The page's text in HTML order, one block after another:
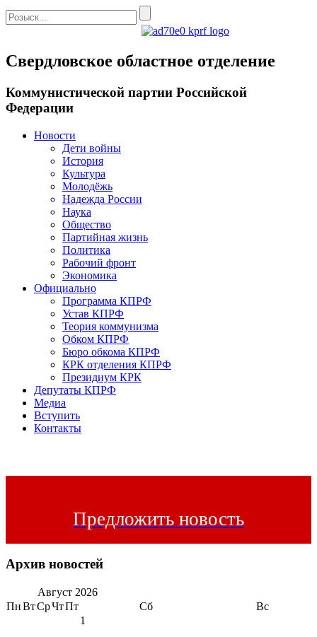
Свердловское областное отделение
Коммунистической партии Российской
Федерации
Новости
Дети войны
История
Культура
Молодёжь
Надежда России
Наука
Общество
Партийная жизнь
Политика
Рабочий фронт
Экономика
Официально
Программа КПРФ
Устав КПРФ
Теория коммунизма
Обком КПРФ
Бюро обкома КПРФ
КРК отделения КПРФ
Президиум КРК
Депутаты КПРФ
Медиа
Вступить
Контакты
Предложить новость
Архив новостей
Август 2026
ПнВтСрЧтПт Сб Вс
1